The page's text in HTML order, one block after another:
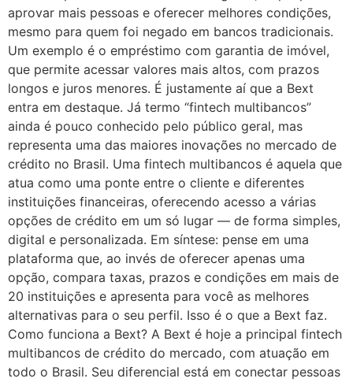
aprovar mais pessoas e oferecer melhores condições,
mesmo para quem foi negado em bancos tradicionais.
Um exemplo é o empréstimo com garantia de imóvel,
que permite acessar valores mais altos, com prazos
longos e juros menores. É justamente aí que a Bext
entra em destaque. Já termo “fintech multibancos”
ainda é pouco conhecido pelo público geral, mas
representa uma das maiores inovações no mercado de
crédito no Brasil. Uma fintech multibancos é aquela que
atua como uma ponte entre o cliente e diferentes
instituições financeiras, oferecendo acesso a várias
opções de crédito em um só lugar — de forma simples,
digital e personalizada. Em síntese: pense em uma
plataforma que, ao invés de oferecer apenas uma
opção, compara taxas, prazos e condições em mais de
20 instituições e apresenta para você as melhores
alternativas para o seu perfil. Isso é o que a Bext faz.
Como funciona a Bext? A Bext é hoje a principal fintech
multibancos de crédito do mercado, com atuação em
todo o Brasil. Seu diferencial está em conectar pessoas